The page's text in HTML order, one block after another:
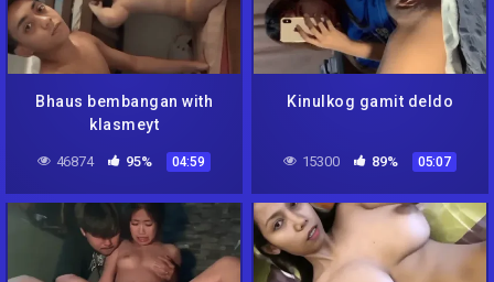
Bhaus bembangan with
klasmeyt
46874 95% 04:59
Kinulkog gamit deldo
15300 89% 05:07